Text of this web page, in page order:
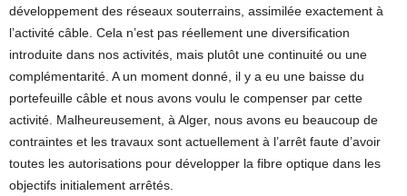
développement des réseaux souterrains, assimilée exactement à
l’activité câble. Cela n’est pas réellement une diversification
introduite dans nos activités, mais plutôt une continuité ou une
complémentarité. A un moment donné, il y a eu une baisse du
portefeuille câble et nous avons voulu le compenser par cette
activité. Malheureusement, à Alger, nous avons eu beaucoup de
contraintes et les travaux sont actuellement à l’arrêt faute d’avoir
toutes les autorisations pour développer la fibre optique dans les
objectifs initialement arrêtés.